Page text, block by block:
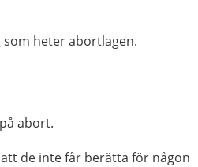
heter abortlagen.
abort.
de inte får berätta för någon